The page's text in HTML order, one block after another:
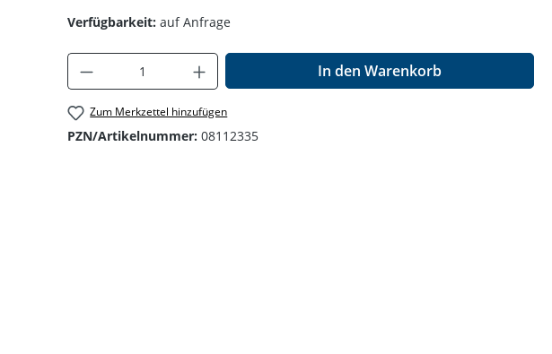
Verfügbarkeit: auf Anfrage
Produkt Anzahl: Gib den gewünschten Wert
In den Warenkorb
Zum Merkzettel hinzufügen
PZN/Artikelnummer: 08112335